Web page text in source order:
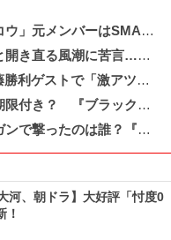
ーはSMAPの曲を歌えるのか
苦言…後輩への「愛のムチ」か
」「ただの旧ジャニ同窓会」と賛否
ラックペアン』続編が影響か
れかtoなかい』真木よう子回が波紋
河、朝ドラ】大好評「忖度0
！